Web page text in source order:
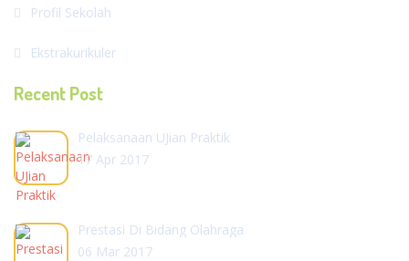
Profil Sekolah
Ekstrakurikuler
Recent Post
Pelaksanaan UJian Praktik
17 Apr 2017
Prestasi Di Bidang Olahraga
06 Mar 2017